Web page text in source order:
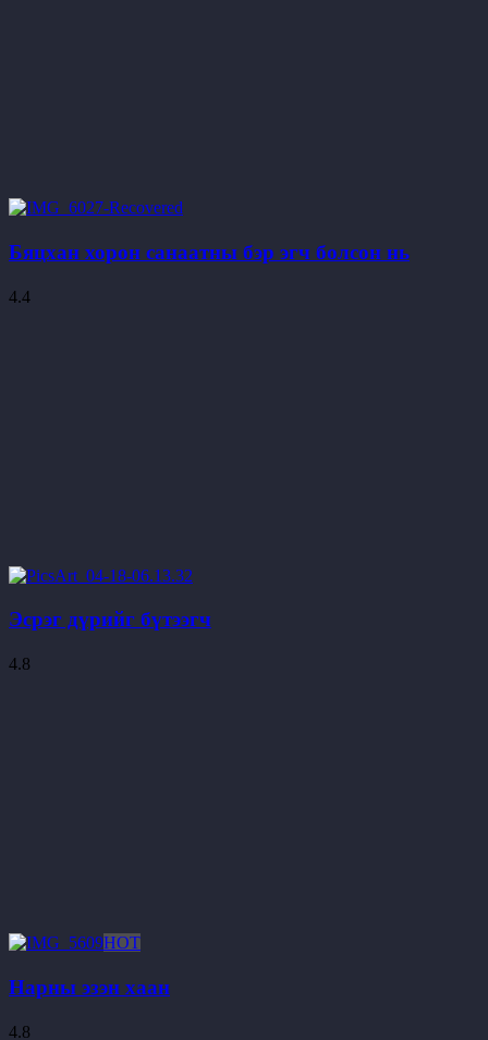
Бяцхан хорон санаатны бэр эгч болсон нь
4.4
Эсрэг дүрийг бүтээгч
4.8
HOT
Нарны эзэн хаан
4.8